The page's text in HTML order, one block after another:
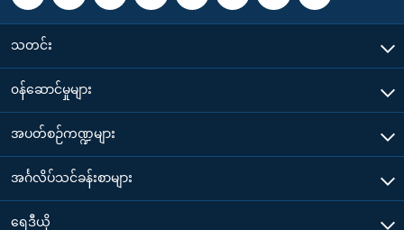
သတင်း
၀န်ဆောင်မှုများ
အပတ်စဉ်ကဏ္ဍများ
အင်္ဂလိပ်သင်ခန်းစာများ
ရေဒီယို